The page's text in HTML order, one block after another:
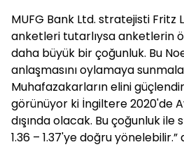
MUFG Bank Ltd. stratejisti Fritz
anketleri tutarlıysa anketlerin
daha büyük bir çoğunluk. Bu
anlaşmasını oylamaya
Muhafazakarların elini
görünüyor ki İngiltere 2020'de
dışında olacak. Bu çoğunluk
1.36 – 1.37'ye doğru yönelebilir.”